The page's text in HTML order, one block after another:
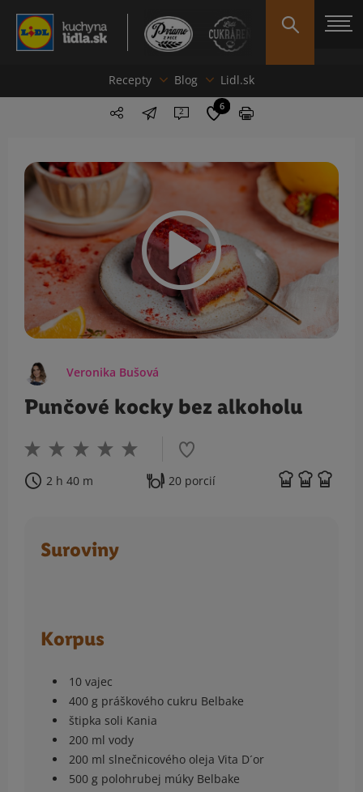
Recepty Blog Lidl.sk
2 6
Veronika Bušová
Punčové kocky bez alkoholu
2 h 40 m 20 porcií
Suroviny
Korpus
10 vajec
400 g práškového cukru Belbake
štipka soli Kania
200 ml vody
200 ml slnečnicového oleja Vita D´or
500 g polohrubej múky Belbake